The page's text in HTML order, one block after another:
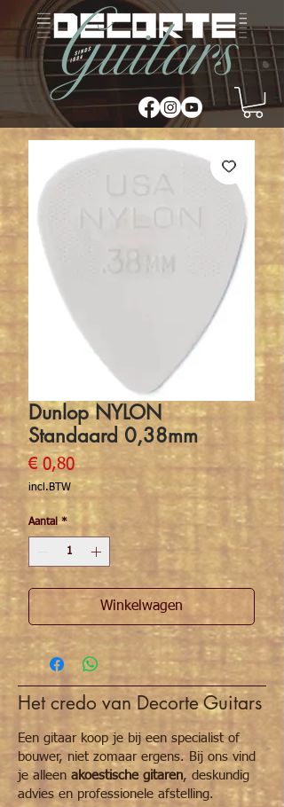
Dunlop NYLON
Standaard 0,38mm
€ 0,80Prijs
incl.BTW
Aantal *
Winkelwagen
Het credo van Decorte Guitars
Een gitaar koop je bij een specialist of
bouwer, niet zomaar ergens. Bij ons vind
je alleen akoestische gitaren, deskundig
advies en professionele afstelling.